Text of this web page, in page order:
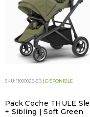
SKU: 11000029-SB | DISPONIBLE
Pack Coche THULE
+ Sibling | Soft Green